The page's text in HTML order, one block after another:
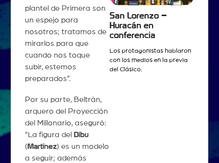
plantel de Primera son
un espejo para
nosotros; tratamos de
mirarlos para que
cuando nos toque
subir, estemos
preparados”.
Por su parte, Beltrán,
arquero del Proyección
del Millonario, aseguró:
“La figura del
Dibu
(Martínez) es un modelo
a seguir; además
San Lorenzo –
Huracán en
conferencia
Los protagonistas hablaron
con los medios en la previa
del Clásico.